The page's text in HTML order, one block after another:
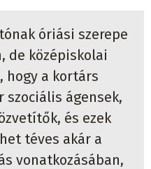
óriási szerepe
de középiskolai
hogy a kortárs
szociális ágensek,
és ezek
téves akár a
vonatkozásában,